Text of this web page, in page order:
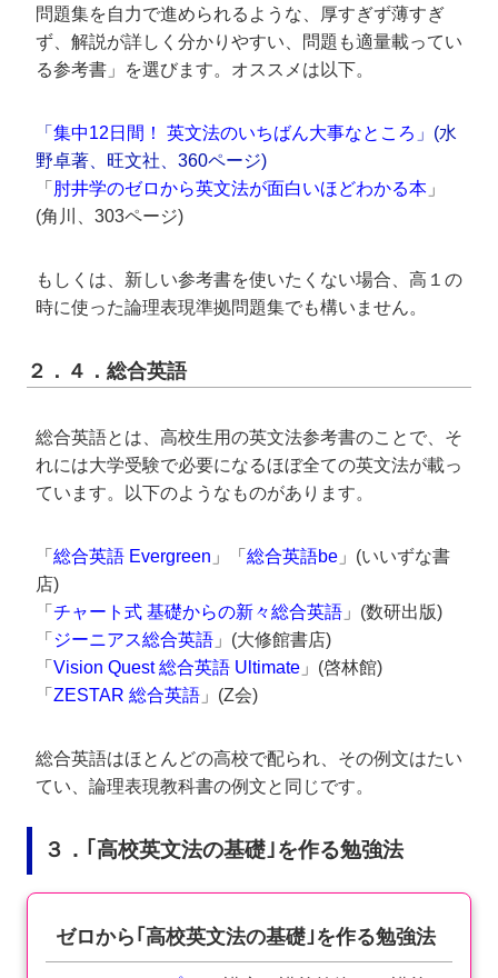
問題集を自力で進められるような、厚すぎず薄すぎ
ず、解説が詳しく分かりやすい、問題も適量載ってい
る参考書」を選びます。オススメは以下。
「 集中12日間！ 英文法のいちばん大事なところ 」(水
野卓著、旺文社、360ページ)
「 肘井学のゼロから英文法が面白いほどわかる本 」
(角川、303ページ)
もしくは、新しい参考書を使いたくない場合、高１の
時に使った論理表現準拠問題集でも構いません。
２．４．総合英語
総合英語とは、高校生用の英文法参考書のことで、そ
れには大学受験で必要になるほぼ全ての英文法が載っ
ています。以下のようなものがあります。
「 総合英語 Evergreen 」「 総合英語be 」(いいずな書
店)
「 チャート式 基礎からの新々総合英語 」(数研出版)
「 ジーニアス総合英語 」(大修館書店)
「 Vision Quest 総合英語 Ultimate 」(啓林館)
「 ZESTAR 総合英語 」(Z会)
総合英語はほとんどの高校で配られ、その例文はたい
てい、論理表現教科書の例文と同じです。
３．｢高校英文法の基礎｣を作る勉強法
ゼロから｢高校英文法の基礎｣を作る勉強法